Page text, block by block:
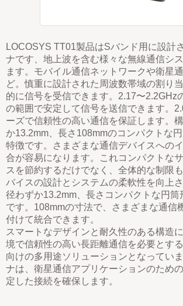
LOCOSYS TT01製品はSバンド用に設計
ナです、 地上波を含む様々な無線通信シ
ます。 モバイル通信ネットワークや衛星
ど。慎重に設計された周波数帯域の割り
的に信号を受信できます。 2.17〜2.2GHz
の範囲で安定して信号を送信できます。
ーズで信頼性の高い通信を保証します。構
か13.2mm、長さ108mmのコンパクトな
特徴です。
さまざまな通信デバイスへの
合が容易になります。これコンパクトな
スを節約するだけでなく、全体的な制限も
バイスの設計とシステムの柔軟性を向上
径わずか13.2mm、長さ コンパクトな円
です。 108mmの寸法で、さまざまな通信
付けて統合できます。
スマートなデザインと耐久性のある構造
境で信頼性の高い長距離通信を必要とす
向けの多用途ソリューションとなってい
ナは、衛星通信アプリケーションのため
定した接続を確保します。